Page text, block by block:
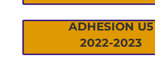
ADHESION U5
2022-2023